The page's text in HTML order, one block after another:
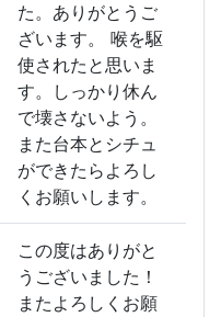
た。ありがとうご
ざいます。 喉を駆
使されたと思いま
す。しっかり休ん
で壊さないよう。
また台本とシチュ
ができたらよろし
くお願いします。
この度はありがと
うございました！
またよろしくお願